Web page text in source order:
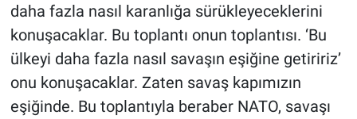
daha fazla nasıl karanlığa sürükleyeceklerini
konuşacaklar. Bu toplantı onun toplantısı. ‘Bu
ülkeyi daha fazla nasıl savaşın eşiğine getiririz’
onu konuşacaklar. Zaten savaş kapımızın
eşiğinde. Bu toplantıyla beraber NATO, savaşı